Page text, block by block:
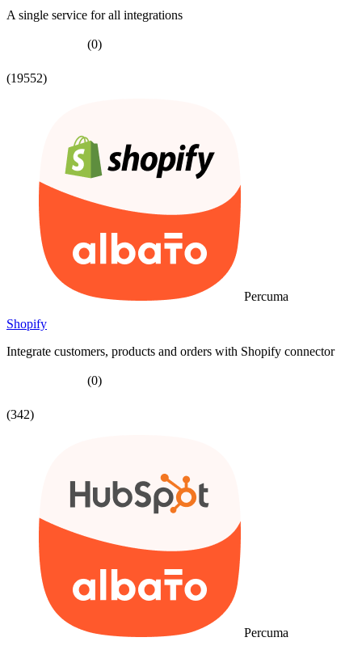
A single service for all integrations
(0)
(19552)
Percuma
Shopify
Integrate customers, products and orders with Shopify connector
(0)
(342)
Percuma